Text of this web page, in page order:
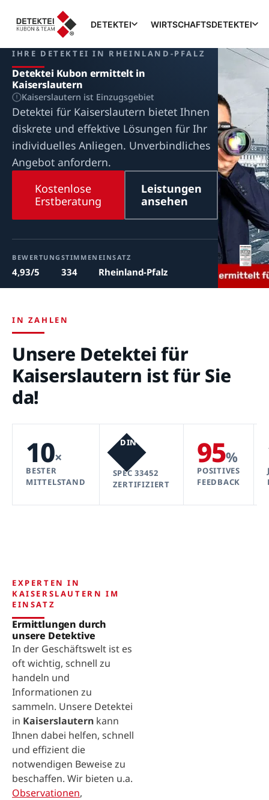
DETEKTEI WIRTSCHAFTSDETEKTEI
IHRE DETEKTEI IN RHEINLAND-PFALZ
Detektei Kubon ermittelt in
Kaiserslautern
Kaiserslautern ist Einzugsgebiet
Detektei für Kaiserslautern bietet Ihnen
diskrete und effektive Lösungen für Ihr
individuelles Anliegen. Unverbindliches
Angebot anfordern.
Kostenlose
Erstberatung
Leistungen
ansehen
BEWERTUNG
4,93/5
STIMMEN
334
EINSATZ
Rheinland-Pfalz
IN ZAHLEN
Unsere Detektei für
Kaiserslautern ist für Sie
da!
10×
BESTER
MITTELSTAND
DIN
SPEC 33452
ZERTIFIZIERT
95%
POSITIVES
FEEDBACK
EXPERTEN IN
KAISERSLAUTERN IM
EINSATZ
Ermittlungen durch
unsere Detektive
In der Geschäftswelt ist es
oft wichtig, schnell zu
handeln und
Informationen zu
sammeln. Unsere Detektei
in Kaiserslautern kann
Ihnen dabei helfen, schnell
und effizient die
notwendigen Beweise zu
beschaffen. Wir bieten u.a.
Observationen,